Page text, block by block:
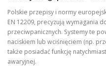
Polskie przepisy i normy
EN 12209, precyzują wymagania
przeciwpanicznych. Systemy te
naciskiem lub wciśnięciem (np.
także posiadać funkcję
awaryjnej.